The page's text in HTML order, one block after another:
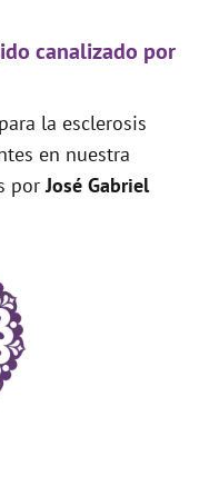
canalizado por
la esclerosis
en nuestra
porJosé Gabriel